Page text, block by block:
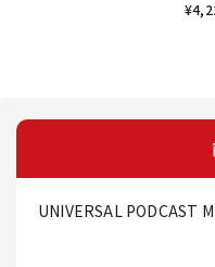
¥
UNIVERSAL PODCAST